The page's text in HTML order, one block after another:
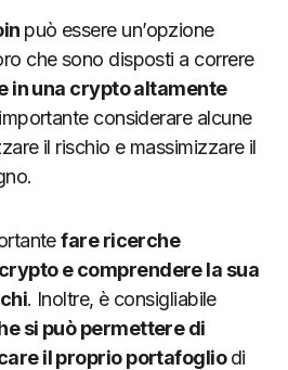
può essere un’opzione
che sono disposti a correre
in una crypto altamente
considerare alcune
il rischio e massimizzare il
fare ricerche
e comprendere la sua
. Inoltre, è consigliabile
si può permettere di
il proprio portafogliodi